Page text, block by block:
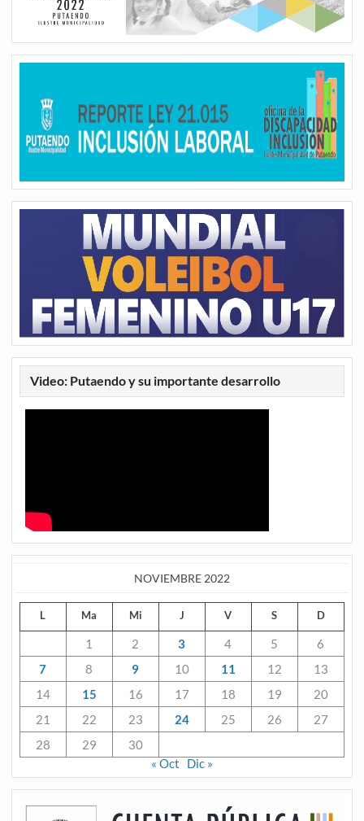
Video: Putaendo y su importante desarrollo
NOVIEMBRE 2022
L Ma Mi J V S D
1 2 3 4 5
6
7
8 9 10 11 12
13
14
15 16 17 18 19
20
21
22 23 24 25 26
27
28
29
30
« Oct
Dic »